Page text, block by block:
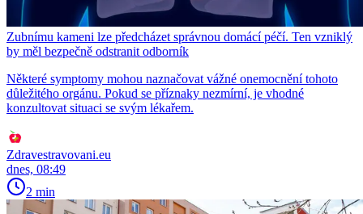
Zubnímu kameni lze předcházet správnou domácí péčí. Ten vzniklý
by měl bezpečně odstranit odborník
Některé symptomy mohou naznačovat vážné onemocnění tohoto
důležitého orgánu. Pokud se příznaky nezmírní, je vhodné
konzultovat situaci se svým lékařem.
Zdravestravovani.eu
dnes, 08:49
2 min